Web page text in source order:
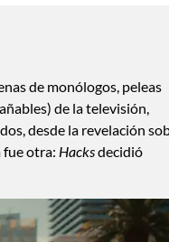
de monólogos, peleas
de la televisión,
desde la revelación
fue otra: Hacksdecidió